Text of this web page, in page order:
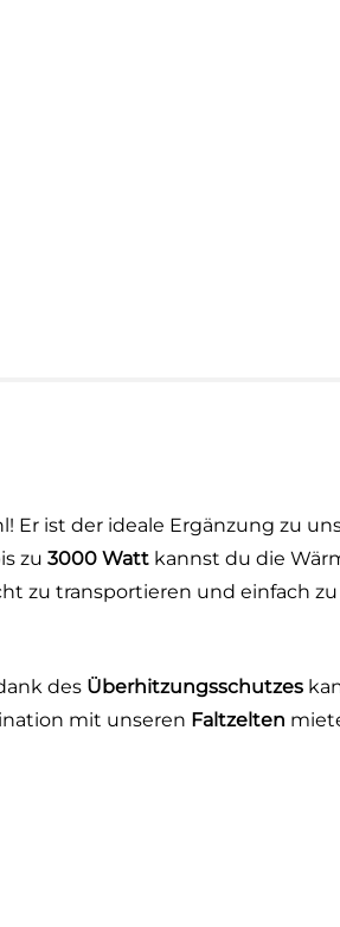
Er ist der ideale Ergänzung zu
zu 3000 Watt kannst du die
zu transportieren und einfach zu
des Überhitzungsschutzes
mit unseren Faltzelten